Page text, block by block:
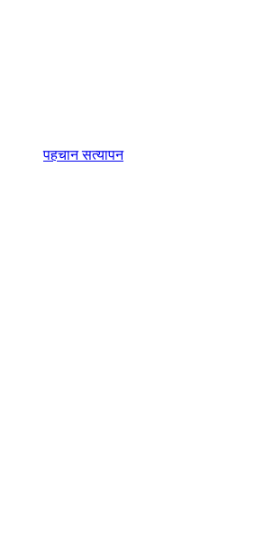
पहचान सत्यापन